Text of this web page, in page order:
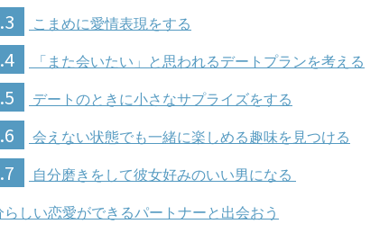
こまめに愛情表現をする
「また会いたい」と思われるデートプランを考える
デートのときに小さなサプライズをする
会えない状態でも一緒に楽しめる趣味を見つける
自分磨きをして彼女好みのいい男になる
らしい恋愛ができるパートナーと出会おう